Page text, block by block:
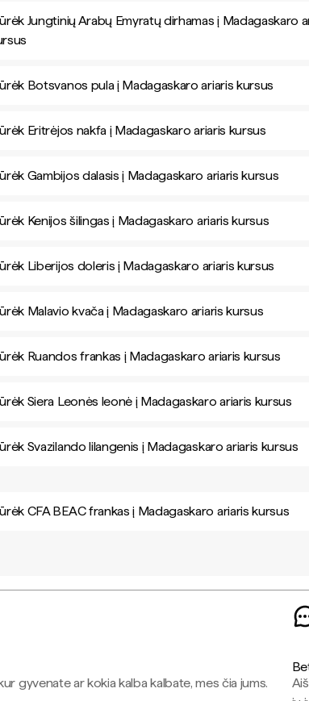
Jungtinių Arabų Emyratų dirhamas į Madagaskaro
Botsvanos pula į Madagaskaro ariaris kursus
Eritrėjos nakfa į Madagaskaro ariaris kursus
Gambijos dalasis į Madagaskaro ariaris kursus
Kenijos šilingas į Madagaskaro ariaris kursus
Liberijos doleris į Madagaskaro ariaris kursus
Malavio kvača į Madagaskaro ariaris kursus
Ruandos frankas į Madagaskaro ariaris kursus
Siera Leonės leonė į Madagaskaro ariaris kursus
Svazilando lilangenis į Madagaskaro ariaris kursus
CFA BEAC frankas į Madagaskaro ariaris kursus
gyvenate ar kokia kalba kalbate, mes čia jums.